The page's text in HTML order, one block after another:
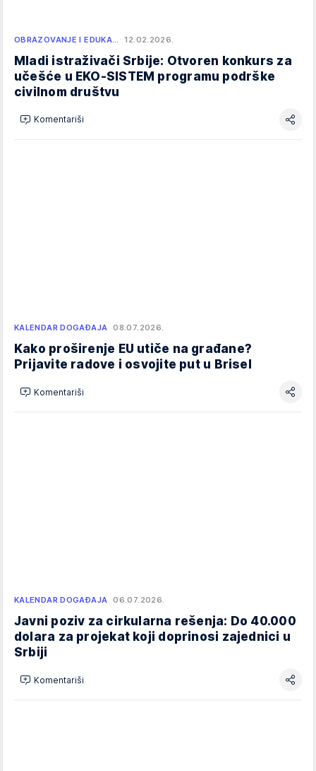
OBRAZOVANJE I EDUKA… 12.02.2026.
Mladi istraživači Srbije: Otvoren konkurs za
učešće u EKO-SISTEM programu podrške
civilnom društvu
Komentariši
KALENDAR DOGAĐAJA 08.07.2026.
Kako proširenje EU utiče na građane?
Prijavite radove i osvojite put u Brisel
Komentariši
KALENDAR DOGAĐAJA 06.07.2026.
Javni poziv za cirkularna rešenja: Do 40.000
dolara za projekat koji doprinosi zajednici u
Srbiji
Komentariši